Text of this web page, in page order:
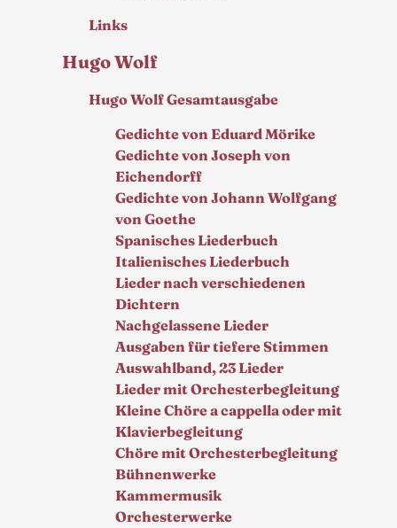
Links
Hugo Wolf
Hugo Wolf Gesamtausgabe
Gedichte von Eduard Mörike
Gedichte von Joseph von
Eichendorff
Gedichte von Johann Wolfgang
von Goethe
Spanisches Liederbuch
Italienisches Liederbuch
Lieder nach verschiedenen
Dichtern
Nachgelassene Lieder
Ausgaben für tiefere Stimmen
Auswahlband, 23 Lieder
Lieder mit Orchesterbegleitung
Kleine Chöre a cappella oder mit
Klavierbegleitung
Chöre mit Orchesterbegleitung
Bühnenwerke
Kammermusik
Orchesterwerke